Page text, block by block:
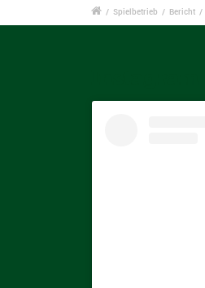
/ Spielbetrieb / Bericht /